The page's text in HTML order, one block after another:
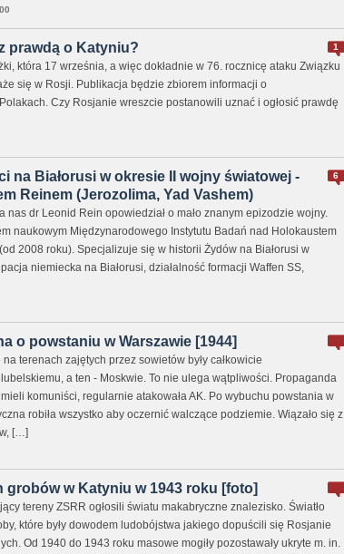
1
prawdą o Katyniu?
która 17 września, a więc dokładnie w 76. rocznicę ataku Związku
się w Rosji. Publikacja będzie zbiorem informacji o
Czy Rosjanie wreszcie postanowili uznać i ogłosić prawdę
6
na Białorusi w okresie II wojny światowej -
Reinem (Jerozolima, Yad Vashem)
nas dr Leonid Rein opowiedział o mało znanym epizodzie wojny.
naukowym Międzynarodowego Instytutu Badań nad Holokaustem
2008 roku). Specjalizuje się w historii Żydów na Białorusi w
niemiecka na Białorusi, działalność formacji Waffen SS,
o powstaniu w Warszawie [1944]
terenach zajętych przez sowietów były całkowicie
a ten - Moskwie. To nie ulega wątpliwości. Propaganda
komuniści, regularnie atakowała AK. Po wybuchu powstania w
robiła wszystko aby oczernić walczące podziemie. Wiązało się z
[…]
grobów w Katyniu w 1943 roku [foto]
tereny ZSRR ogłosili światu makabryczne znalezisko. Światło
które były dowodem ludobójstwa jakiego dopuścili się Rosjanie
Od 1940 do 1943 roku masowe mogiły pozostawały ukryte m. in.